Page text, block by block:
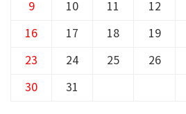
9 10 11 12
16 17 18 19
23 24 25 26
30 31